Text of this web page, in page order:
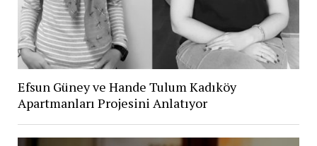
Efsun Güney ve Hande Tulum Kadıköy
Apartmanları Projesini Anlatıyor